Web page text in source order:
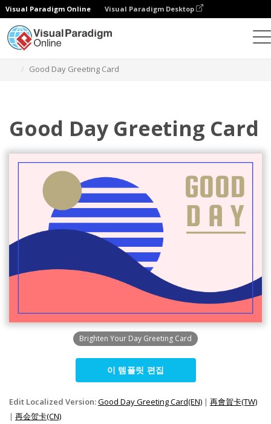
Visual Paradigm Online Visual Paradigm Desktop
Good Day Greeting Card
Good Day Greeting Card
Brighten Your Day Greeting Card
이 템플릿 편집
Edit Localized Version:Good Day Greeting Card(EN) | 再會賀卡(TW)
| 再会贺卡(CN)